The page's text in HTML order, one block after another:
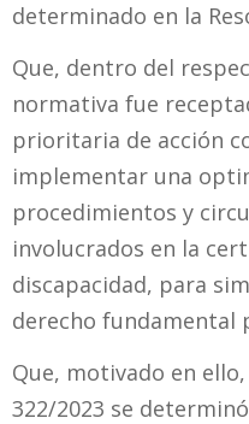
determinado en la
Que, dentro del
normativa fue
prioritaria de acción
implementar una
procedimientos y
involucrados en la
discapacidad, para
derecho fundamental
Que, motivado en
322/2023 se